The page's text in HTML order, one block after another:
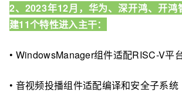
2、2023年12月，华为、深开鸿、开鸿
建11个特性进入主干：
• WindowsManager组件适配RISC-V平
• 音视频投播组件适配编译和安全子系统